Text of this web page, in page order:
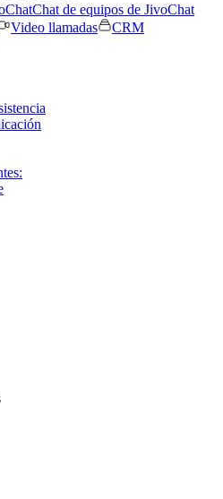
Chat de equipos de JivoChat
Video llamadas
CRM